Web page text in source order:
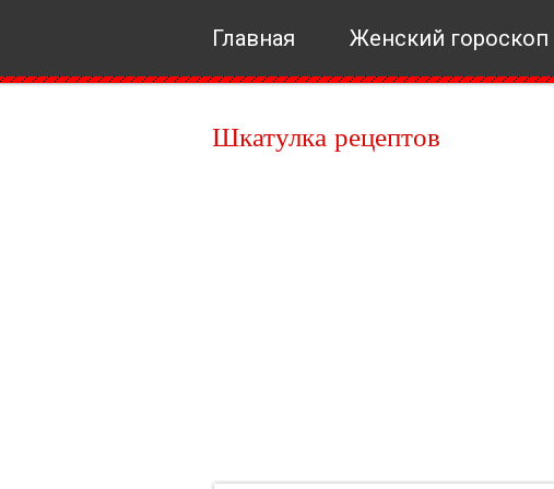
Главная Женский гороскоп
Шкатулка рецептов